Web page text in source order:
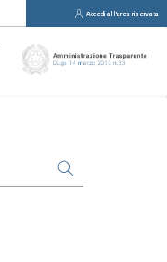
Accedi all'area riservata